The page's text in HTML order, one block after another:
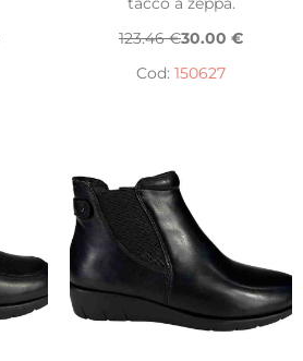
123.46 €30.00 €
Cod: 150627